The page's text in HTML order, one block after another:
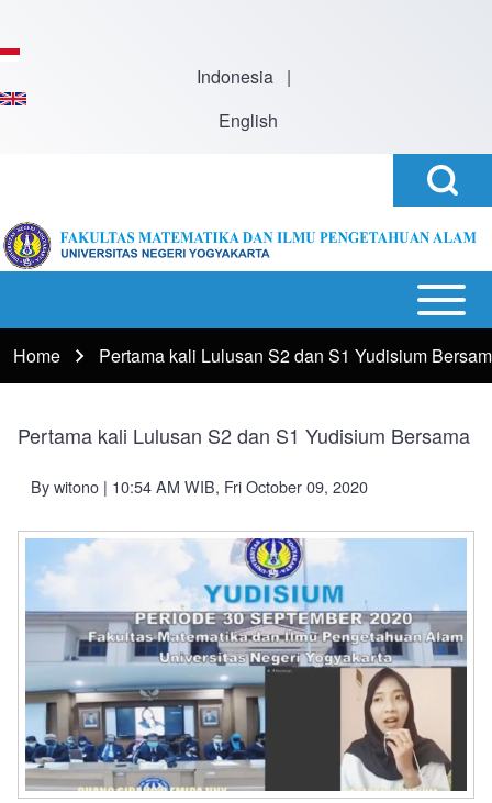
Indonesia |
English
Search
Block
navigation
Open or
Close
horizontal
Menu
Breadcrumb
Home Pertama kali Lulusan S2 dan S1 Yudisium
Pertama kali Lulusan S2 dan S1 Yudisium Bersama
Bywitono | 10:54 AM WIB, Fri October 09, 2020